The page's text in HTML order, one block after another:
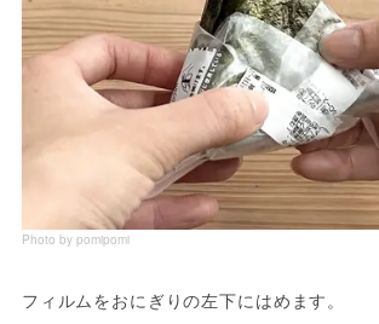
Photo by pomipomi
フィルムをおにぎりの左下にはめます。